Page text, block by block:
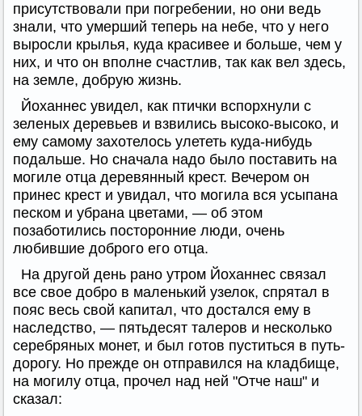
присутствовали при погребении, но они ведь
знали, что умерший теперь на небе, что у него
выросли крылья, куда красивее и больше, чем у
них, и что он вполне счастлив, так как вел здесь,
на земле, добрую жизнь.
Йоханнес увидел, как птички вспорхнули с
зеленых деревьев и взвились высоко-высоко, и
ему самому захотелось улететь куда-нибудь
подальше. Но сначала надо было поставить на
могиле отца деревянный крест. Вечером он
принес крест и увидал, что могила вся усыпана
песком и убрана цветами, — об этом
позаботились посторонние люди, очень
любившие доброго его отца.
На другой день рано утром Йоханнес связал
все свое добро в маленький узелок, спрятал в
пояс весь свой капитал, что достался ему в
наследство, — пятьдесят талеров и несколько
серебряных монет, и был готов пуститься в путь-
дорогу. Но прежде он отправился на кладбище,
на могилу отца, прочел над ней "Отче наш" и
сказал: